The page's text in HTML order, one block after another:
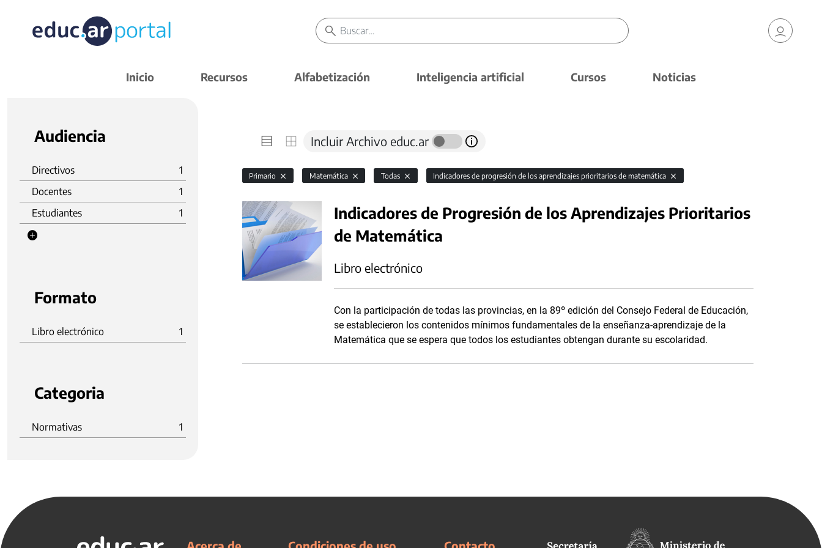
Inicio Recursos Alfabetización Inteligencia artificial Cursos Noticias
Audiencia
Directivos
1
Docentes
1
Estudiantes
1
Formato
Libro electrónico 1
Categoria
Normativas 1
Incluir Archivo educ.ar
Primario Matemática Todas Indicadores de progresión de los aprendizajes prioritarios de matemática
Indicadores de Progresión de los Aprendizajes Prioritarios
de Matemática
Libro electrónico
Con la participación de todas las provincias, en la 89º edición del Consejo Federal de Educación,
se establecieron los contenidos mínimos fundamentales de la enseñanza-aprendizaje de la
Matemática que se espera que todos los estudiantes obtengan durante su escolaridad.